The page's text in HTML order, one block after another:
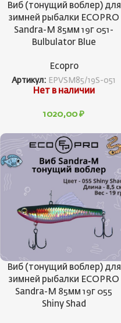
Виб (тонущий воблер) для
зимней рыбалки ECOPRO
Sandra-M 85мм 19г 051-
Bulbulator Blue
Ecopro
Артикул: EPVSM85/19S-051
Нет в наличии
1020,00 ₽
Виб (тонущий воблер) для
зимней рыбалки ECOPRO
Sandra-M 85мм 19г 055
Shiny Shad